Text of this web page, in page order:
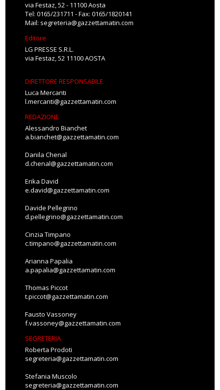
via Festaz, 52 - 11100 Aosta
Tel: 0165/231711 - Fax: 0165/1820141
Mail: segreteria@gazzettamatin.com
Editore
LG PRESSE S.R.L.
via Festaz, 52 11100 AOSTA
DIRETTORE RESPONSABILE
Luca Mercanti
l.mercanti@gazzettamatin.com
REDAZIONE
Alessandro Bianchet
a.bianchet@gazzettamatin.com
Danila Chenal
d.chenal@gazzettamatin.com
Erika David
e.david@gazzettamatin.com
Davide Pellegrino
d.pellegrino@gazzettamatin.com
Cinzia Timpano
c.timpano@gazzettamatin.com
Arianna Papalia
a.papalia@gazzettamatin.com
Thomas Piccot
t.piccot@gazzettamatin.com
Fausto Vassoney
f.vassoney@gazzettamatin.com
SEGRETERIA
Roberta Prodoti
segreteria@gazzettamatin.com
Stefania Muscolo
segreteria@gazzettamatin.com